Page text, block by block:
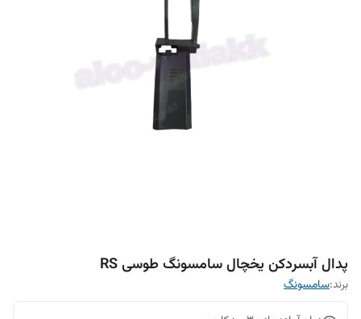
پدال آبسردکن یخچال سامسونگ طوسی RS
برند:سامسونگ